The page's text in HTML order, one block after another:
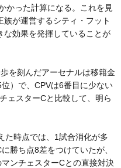
かった計算になる。これを見
が運営するシティ・フット
な効果を発揮していることが
を刻んだアーセナルは移籍金
）で、CPVは6番目に少ない
ェスターCと比較して、明ら
時点では、1試合消化が多
勝ち点8差をつけていたが、
ンチェスターCとの直接対決